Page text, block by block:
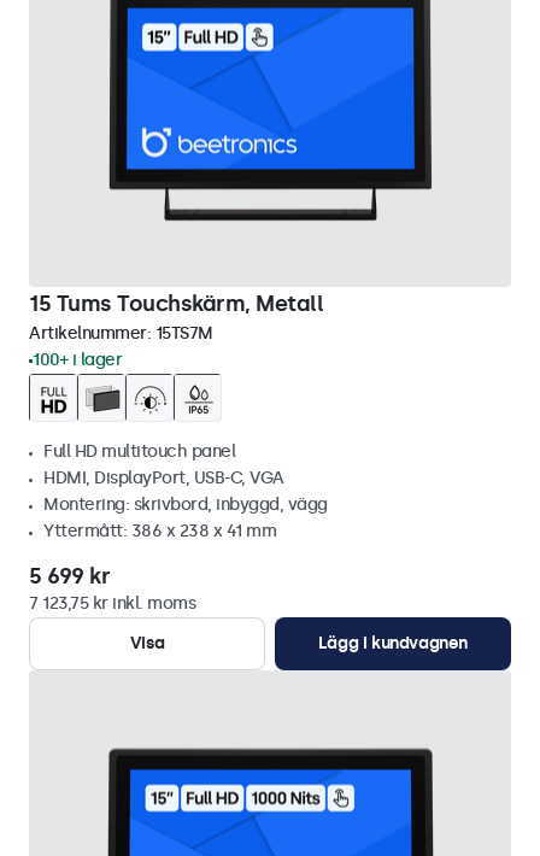
15 Tums Touchskärm, Metall
Artikelnummer: 15TS7M
100+ i lager
Full HD multitouch panel
HDMI, DisplayPort, USB-C, VGA
Montering: skrivbord, inbyggd, vägg
Yttermått: 386 x 238 x 41 mm
5 699 kr
7 123,75 kr inkl. moms
Visa
Lägg i kundvagnen